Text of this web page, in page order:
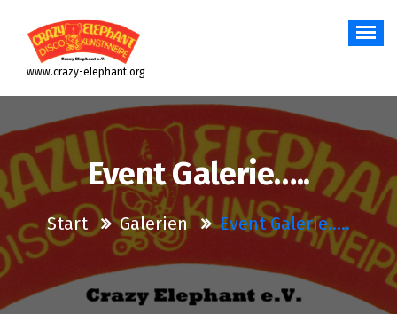
Inhalt
springen
www.crazy-elephant.org
Event Galerie…..
Start Galerien Event Galerie…..